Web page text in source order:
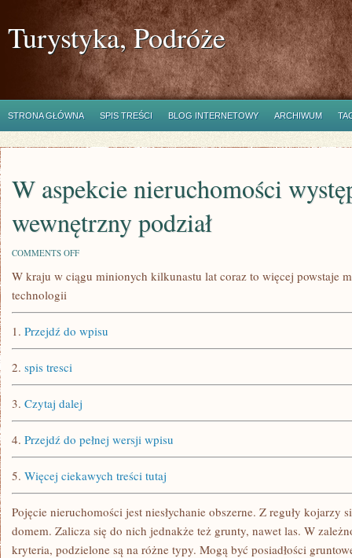
Turystyka, Podróże
STRONA GŁÓWNA SPIS TREŚCI BLOG INTERNETOWY ARCHIWUM
W aspekcie nieruchomości
wewnętrzny podział
COMMENTS OFFON
ASPEKCIE
NIERUCHOMOŚCI
WEWNĘTRZNY
W kraju w ciągu minionych kilkunastu lat coraz to więcej powstaje
technologii
1. Przejdź do wpisu
2. spis tresci
3. Czytaj dalej
4. Przejdź do pełnej wersji wpisu
5. Więcej ciekawych treści tutaj
Pojęcie nieruchomości jest niesłychanie obszerne. Z reguły kojarzy
domem. Zalicza się do nich jednakże też grunty, nawet las. W
kryteria, podzielone są na różne typy. Mogą być posiadłości